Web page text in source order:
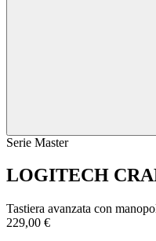
Serie Master
LOGITECH
Tastiera avanzata con
229,00 €